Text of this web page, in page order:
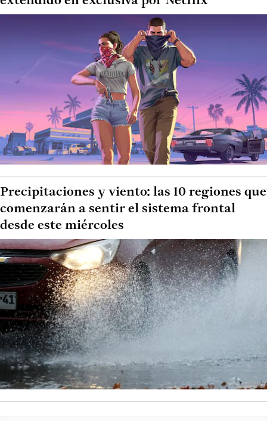
Precipitaciones y viento: las 10 regiones que
comenzarán a sentir el sistema frontal
desde este miércoles